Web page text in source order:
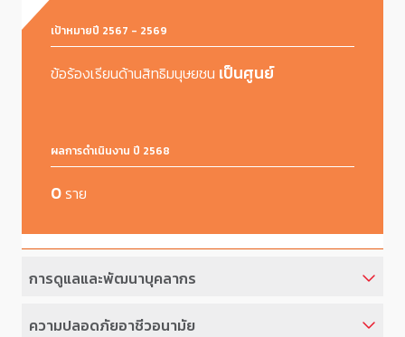
เป้าหมายปี 2567 - 2569
ข้อร้องเรียนด้านสิทธิมนุษยชน เป็นศูนย์
ผลการดำเนินงาน ปี 2568
0ราย
การดูแลและพัฒนาบุคลากร
ความปลอดภัยอาชีวอนามัย